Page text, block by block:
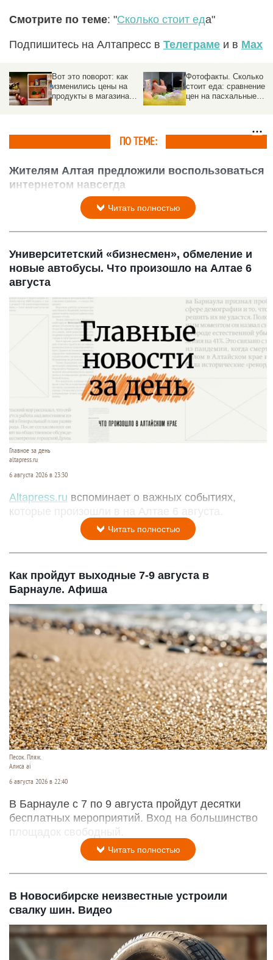
Смотрите по теме: "Сколько стоит еда"
Подпишитесь на Алтапресс в Телеграме и в Max
Вот это поворот: как
изменились цены на
продукты в магазинах
Фотофакты. Сколько
стоит еда: сравнение
цен на пасхальные
ПО ТЕМЕ:
Жителям Алтая предложили воспользоваться
интернетом навсегда
Читать полностью
Университетский «бизнесмен», обмеление и
новые автобусы. Что произошло на Алтае 6
августа
Главное за день
altapress.ru
6 августа 2026 в 23:30
Altapress.ru вспоминает о важных событиях,
которые произошли в на Алтае 6 августа.
Читать полностью
Как пройдут выходные 7-9 августа в
Барнауле. Афиша
Песок. Пляж.
Алиса ai
6 августа 2026 в 22:40
В Барнауле с 7 по 9 августа пройдут десятки
бесплатных мероприятий. Вход на большинство
площадок свободный.
Читать полностью
В Новосибирске неизвестные устроили
свалку шин. Видео